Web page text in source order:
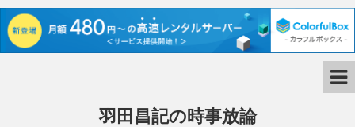
羽田昌記の時事放論